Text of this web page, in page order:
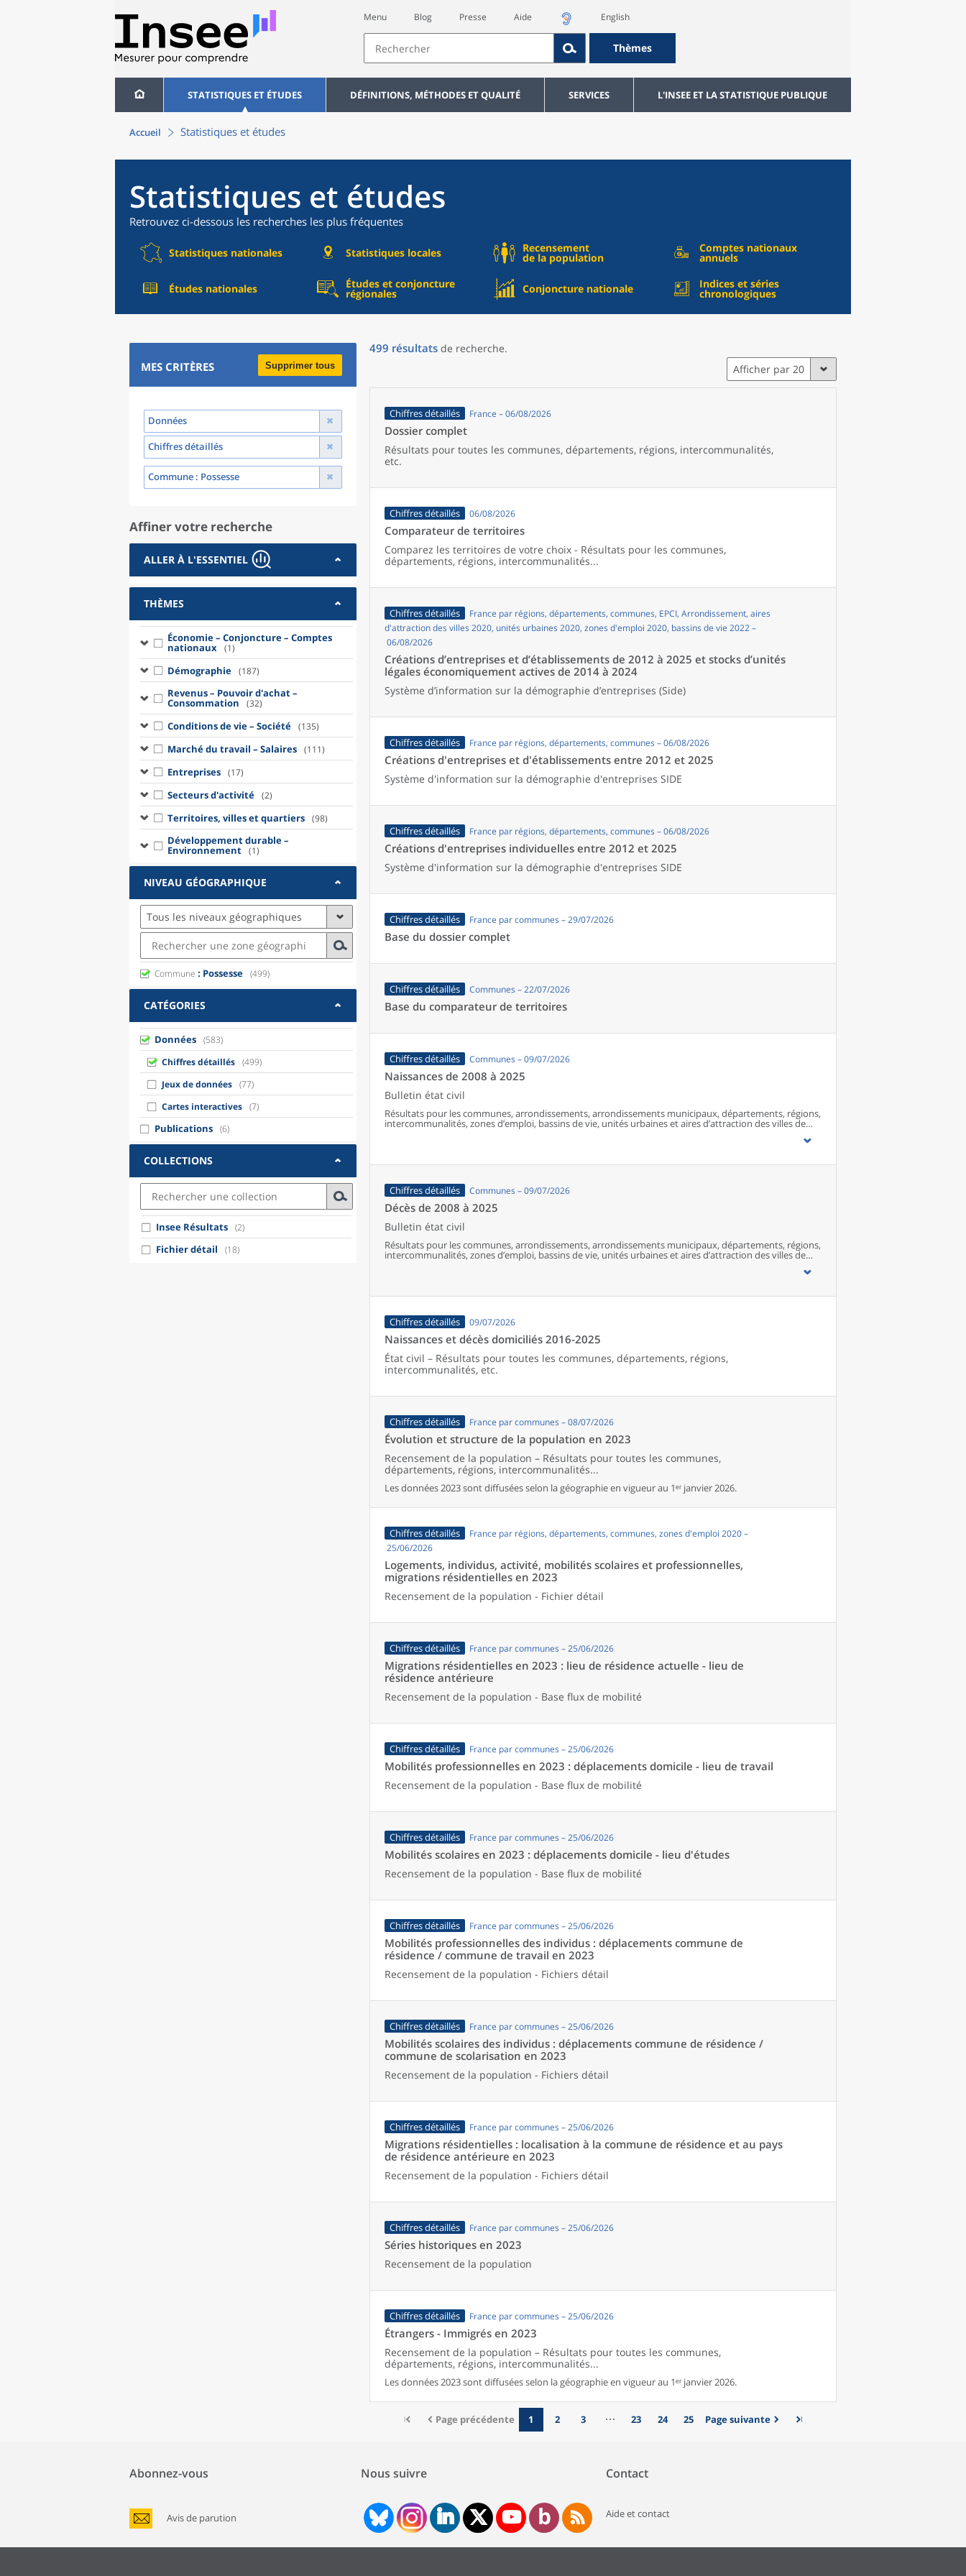
Menu Blog Presse Aide English
Thèmes
STATISTIQUES ET ÉTUDES DÉFINITIONS, MÉTHODES ET QUALITÉ SERVICES L'INSEE ET LA STATISTIQUE PUBLIQUE
Accueil Statistiques et études
Statistiques et études
Retrouvez ci-dessous les recherches les plus fréquentes
Statistiques nationales Statistiques locales Recensement
de la population
Comptes nationaux
annuels
Études nationales Études et conjoncture
régionales Conjoncture nationale Indices et séries
chronologiques
MES CRITÈRES Supprimer tous
Données
Chiffres détaillés
Commune : Possesse
Affiner votre recherche
ALLER À L'ESSENTIEL
THÈMES
Économie – Conjoncture – Comptes
nationaux (1)
Démographie (187)
Revenus – Pouvoir d'achat –
Consommation (32)
Conditions de vie – Société (135)
Marché du travail – Salaires (111)
Entreprises (17)
Secteurs d'activité (2)
Territoires, villes et quartiers (98)
Développement durable –
Environnement (1)
NIVEAU GÉOGRAPHIQUE
Tous les niveaux géographiques
Commune : Possesse (499)
CATÉGORIES
Données (583)
Chiffres détaillés (499)
Jeux de données (77)
Cartes interactives (7)
Publications (6)
COLLECTIONS
Insee Résultats (2)
Fichier détail (18)
499 résultats de recherche.
Afficher par 20
Chiffres détaillés France – 06/08/2026
Dossier complet
Résultats pour toutes les communes, départements, régions, intercommunalités,
etc.
Chiffres détaillés 06/08/2026
Comparateur de territoires
Comparez les territoires de votre choix - Résultats pour les communes,
départements, régions, intercommunalités...
Chiffres détaillés
France par régions, départements, communes, EPCI, Arrondissement, aires
d'attraction des villes 2020, unités urbaines 2020, zones d'emploi 2020, bassins de vie 2022 –
06/08/2026
Créations d’entreprises et d’établissements de 2012 à 2025 et stocks d’unités
légales économiquement actives de 2014 à 2024
Système d’information sur la démographie d’entreprises (Side)
Chiffres détaillés France par régions, départements, communes – 06/08/2026
Créations d'entreprises et d'établissements entre 2012 et 2025
Système d'information sur la démographie d'entreprises SIDE
Chiffres détaillés France par régions, départements, communes – 06/08/2026
Créations d'entreprises individuelles entre 2012 et 2025
Système d'information sur la démographie d'entreprises SIDE
Chiffres détaillés France par communes – 29/07/2026
Base du dossier complet
Chiffres détaillés Communes – 22/07/2026
Base du comparateur de territoires
Chiffres détaillés Communes – 09/07/2026
Naissances de 2008 à 2025
Bulletin état civil
Résultats pour les communes, arrondissements, arrondissements municipaux, départements, régions,
intercommunalités, zones d’emploi, bassins de vie, unités urbaines et aires d’attraction des villes de
France (y compris Mayotte à partir de 2014).
Chiffres détaillés Communes – 09/07/2026
Décès de 2008 à 2025
Bulletin état civil
Résultats pour les communes, arrondissements, arrondissements municipaux, départements, régions,
intercommunalités, zones d’emploi, bassins de vie, unités urbaines et aires d’attraction des villes de
Chiffres détaillés 09/07/2026
Naissances et décès domiciliés 2016-2025
État civil – Résultats pour toutes les communes, départements, régions,
intercommunalités, etc.
Chiffres détaillés France par communes – 08/07/2026
Évolution et structure de la population en 2023
Recensement de la population – Résultats pour toutes les communes,
départements, régions, intercommunalités...
Les données 2023 sont diffusées selon la géographie en vigueur au 1ᵉʳ janvier 2026.
Chiffres détaillés
France par régions, départements, communes, zones d'emploi 2020 –
25/06/2026
Logements, individus, activité, mobilités scolaires et professionnelles,
migrations résidentielles en 2023
Recensement de la population - Fichier détail
Chiffres détaillés France par communes – 25/06/2026
Migrations résidentielles en 2023 : lieu de résidence actuelle - lieu de
résidence antérieure
Recensement de la population - Base flux de mobilité
Chiffres détaillés France par communes – 25/06/2026
Mobilités professionnelles en 2023 : déplacements domicile - lieu de travail
Recensement de la population - Base flux de mobilité
Chiffres détaillés France par communes – 25/06/2026
Mobilités scolaires en 2023 : déplacements domicile - lieu d'études
Recensement de la population - Base flux de mobilité
Chiffres détaillés France par communes – 25/06/2026
Mobilités professionnelles des individus : déplacements commune de
résidence / commune de travail en 2023
Recensement de la population - Fichiers détail
Chiffres détaillés France par communes – 25/06/2026
Mobilités scolaires des individus : déplacements commune de résidence /
commune de scolarisation en 2023
Recensement de la population - Fichiers détail
Chiffres détaillés France par communes – 25/06/2026
Migrations résidentielles : localisation à la commune de résidence et au pays
de résidence antérieure en 2023
Recensement de la population - Fichiers détail
Chiffres détaillés France par communes – 25/06/2026
Séries historiques en 2023
Recensement de la population
Chiffres détaillés France par communes – 25/06/2026
Étrangers - Immigrés en 2023
Recensement de la population – Résultats pour toutes les communes,
départements, régions, intercommunalités...
Les données 2023 sont diffusées selon la géographie en vigueur au 1ᵉʳ janvier 2026.
Page précédente 1 2 3 23 24 25 Page suivante
Abonnez-vous
Avis de parution
Nous suivre Contact
Aide et contact